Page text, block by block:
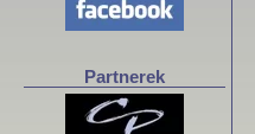
Partnerek